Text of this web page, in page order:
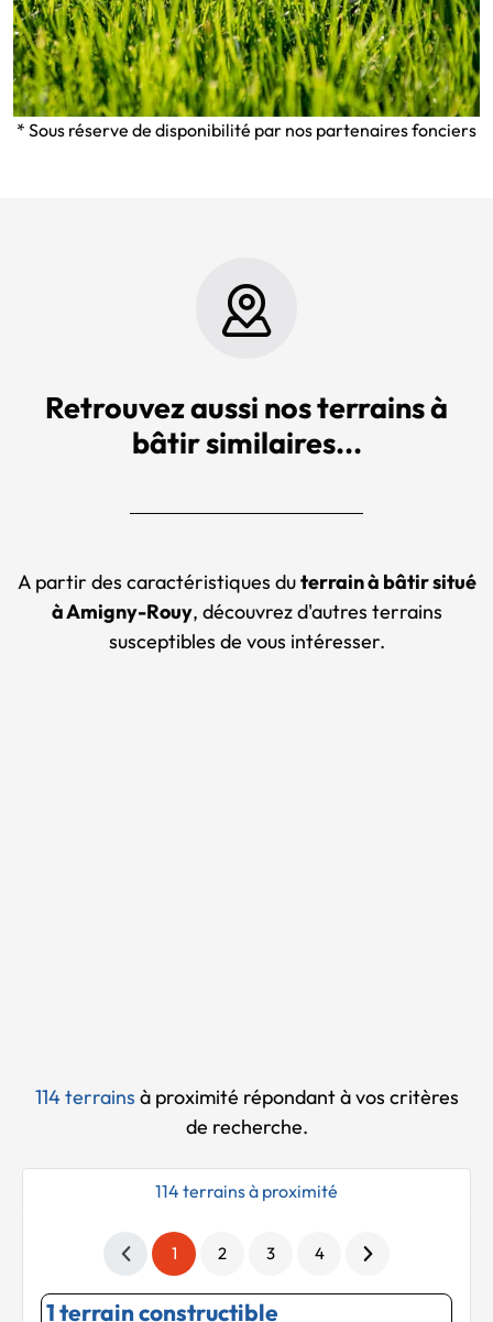
* Sous réserve de disponibilité par nos partenaires fonciers
Retrouvez aussi nos terrains à
bâtir similaires...
A partir des caractéristiques duterrain à bâtir situé
à Amigny-Rouy, découvrez d'autres terrains
susceptibles de vous intéresser.
114 terrains à proximité répondant à vos critères
de recherche.
114 terrains à proximité
1 2 3 4
1 terrain constructible